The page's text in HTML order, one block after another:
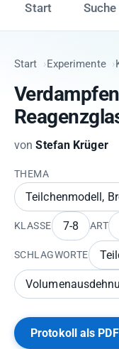
Start Suche
Start Experimente
vonStefan Krüger
THEMA
Teilchenmodell,
KLASSE 7-8 ART
SCHLAGWORTE
Protokoll als PDF